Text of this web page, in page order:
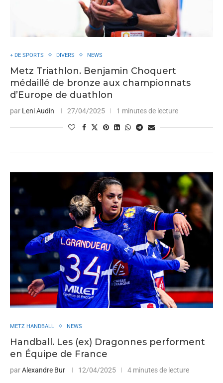
+ DE SPORTS DIVERS NEWS
Metz Triathlon. Benjamin Choquert
médaillé de bronze aux championnats
d’Europe de duathlon
par Leni Audin 27/04/2025 1 minutes de lecture
METZ HANDBALL NEWS
Handball. Les (ex) Dragonnes performent
en Équipe de France
parAlexandre Bur 12/04/2025 4 minutes de lecture